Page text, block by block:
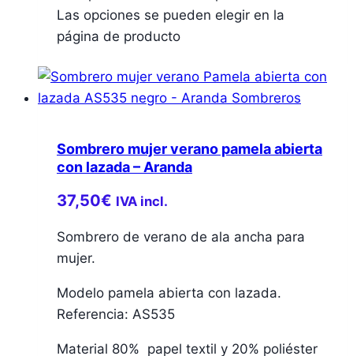
Las opciones se pueden elegir en la
página de producto
Sombrero mujer verano pamela abierta
con lazada – Aranda
37,50€ IVA incl.
Sombrero de verano de ala ancha para
mujer.
Modelo pamela abierta con lazada.
Referencia: AS535
Material 80% papel textil y 20% poliéster